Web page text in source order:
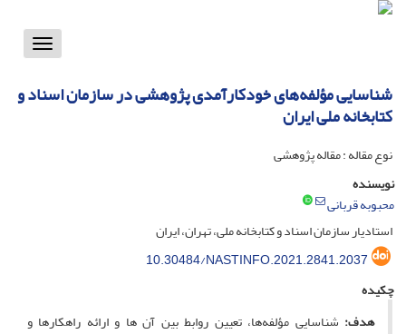
Toggle
شناسایی مؤلفه‌های خودکارآمدی پژوهشی در سازمان اسناد و
کتابخانه ملی ایران
نوع مقاله : مقاله پژوهشی
نویسنده
محبوبه قربانی
استادیار سازمان اسناد و کتابخانه ملی، تهران، ایران
10.30484/NASTINFO.2021.2841.2037
چکیده
هدف: شناسایی مؤلفه‌ها، تعیین روابط بین آن ها و ارائه راهکارها و